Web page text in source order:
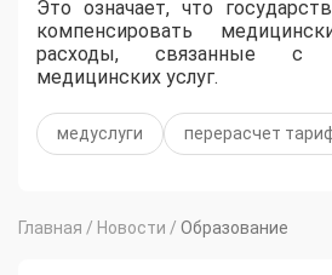
Это означает, что
компенсировать
расходы, связанные с
медицинских услуг.
медуслуги перерасчет
Главная / Новости / Образование